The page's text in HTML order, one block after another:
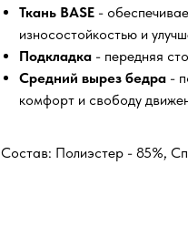
Ткань BASE -
износостойкостью и
Подкладка - передняя
Средний вырез бедра -
комфорт и свободу
Состав: Полиэстер - 85%,